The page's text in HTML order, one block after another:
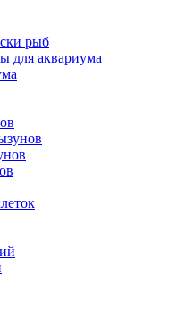
рыб
для аквариума